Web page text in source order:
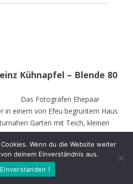
Kühnapfel – Blende 80
Das Fotografen Ehepaar
in einem von Efeu begrüntem Haus
Garten mit Teich, kleinen
und weiteren hohen
von Stürmen gefällten Bäume sind
und dienen vielen Insekten und
Brutstätte.
Wenn du die Website weiter
deinem Einverständnis aus.
Einverstanden !